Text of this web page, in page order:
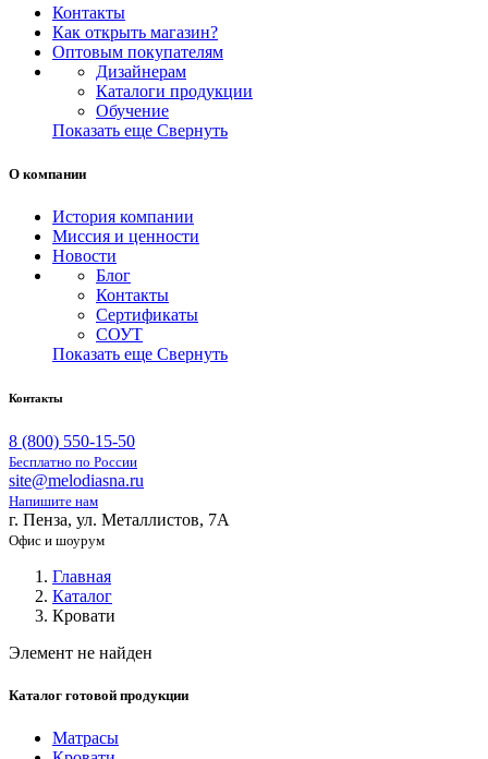
Контакты
Как открыть магазин?
Оптовым покупателям
Дизайнерам
Каталоги продукции
Обучение
Показать еще Свернуть
О компании
История компании
Миссия и ценности
Новости
Блог
Контакты
Сертификаты
СОУТ
Показать еще Свернуть
Контакты
8 (800) 550-15-50
Бесплатно по России
site@melodiasna.ru
Напишите нам
г. Пенза, ул. Металлистов, 7А
Офис и шоурум
Главная
Каталог
Кровати
Элемент не найден
Каталог готовой продукции
Матрасы